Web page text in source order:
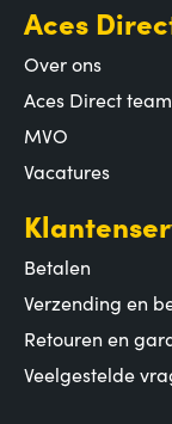
Aces
Over ons
Aces Direct team
MVO
Vacatures
Betalen
Verzending en
Retouren en
Veelgestelde